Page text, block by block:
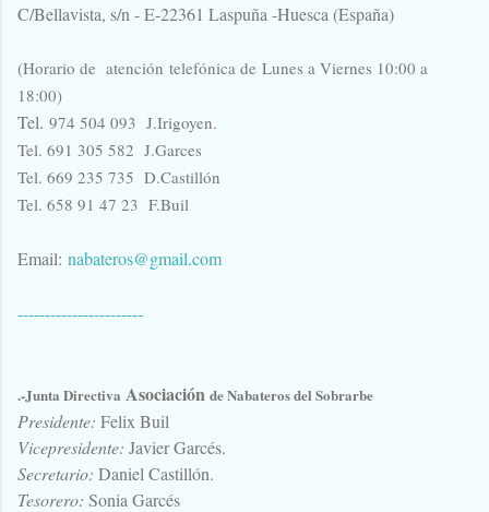
C/Bellavista, s/n - E-22361 Laspuña -Huesca (España)
(Horario de atención telefónica de Lunes a Viernes 10:00 a
18:00)
Tel. 974 504 093 J.Irigoyen.
Tel. 691 305 582 J.Garces
Tel. 669 235 735 D.Castillón
Tel. 658 91 47 23 F.Buil
Email: nabateros@gmail.com
-----------------------
.-Junta Directiva Asociación de Nabateros del Sobrarbe
Presidente: Felix Buil
Vicepresidente: Javier Garcés.
Secretario: Daniel Castillón.
Tesorero: Sonia Garcés